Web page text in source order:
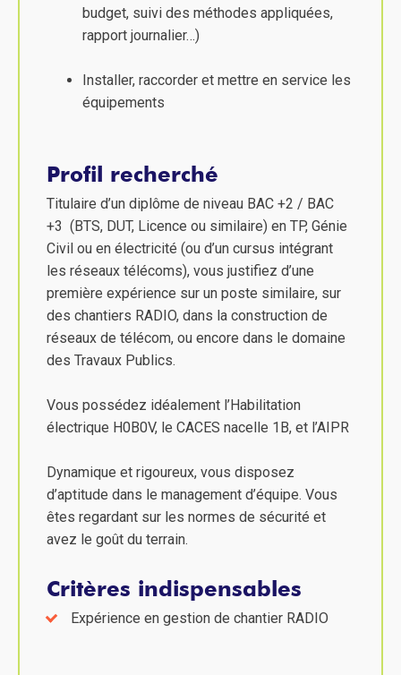
budget, suivi des méthodes appliquées,
rapport journalier…)
Installer, raccorder et mettre en service les
équipements
Profil recherché
Titulaire d’un diplôme de niveau BAC +2 / BAC
+3 (BTS, DUT, Licence ou similaire) en TP, Génie
Civil ou en électricité (ou d’un cursus intégrant
les réseaux télécoms), vous justifiez d’une
première expérience sur un poste similaire, sur
des chantiers RADIO, dans la construction de
réseaux de télécom, ou encore dans le domaine
des Travaux Publics.
Vous possédez idéalement l’Habilitation
électrique H0B0V, le CACES nacelle 1B, et l’AIPR
Dynamique et rigoureux, vous disposez
d’aptitude dans le management d’équipe. Vous
êtes regardant sur les normes de sécurité et
avez le goût du terrain.
Critères indispensables
Expérience en gestion de chantier RADIO